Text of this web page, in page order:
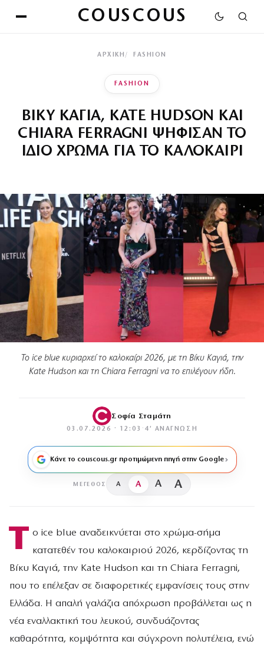
COUSCOUS
ΑΡΧΙΚΉ FASHION
FASHION
ΒΙΚΥ ΚΑΓΙΑ, KATE HUDSON ΚΑΙ
CHIARA FERRAGNI ΨΗΦΙΣΑΝ ΤΟ
ΙΔΙΟ ΧΡΩΜΑ ΓΙΑ ΤΟ ΚΑΛΟΚΑΙΡΙ
Το ice blue κυριαρχεί το καλοκαίρι 2026, με τη Βίκυ Καγιά, την
Kate Hudson και τη Chiara Ferragni να το επιλέγουν ήδη.
Σοφία Σταμάτη
03.07.2026 · 12:03 · 4′ ΑΝΆΓΝΩΣΗ
Κάνε το couscous.gr προτιμώμενη πηγή στην Google
ΜΈΓΕΘΟΣ A A A A
Τ ο ice blue αναδεικνύεται στο χρώμα-σήμα
κατατεθέν του καλοκαιριού 2026, κερδίζοντας τη
Βίκυ Καγιά, την Kate Hudson και τη Chiara Ferragni,
που το επέλεξαν σε διαφορετικές εμφανίσεις τους στην
Ελλάδα. Η απαλή γαλάζια απόχρωση προβάλλεται ως η
νέα εναλλακτική του λευκού, συνδυάζοντας
καθαρότητα, κομψότητα και σύγχρονη πολυτέλεια, ενώ